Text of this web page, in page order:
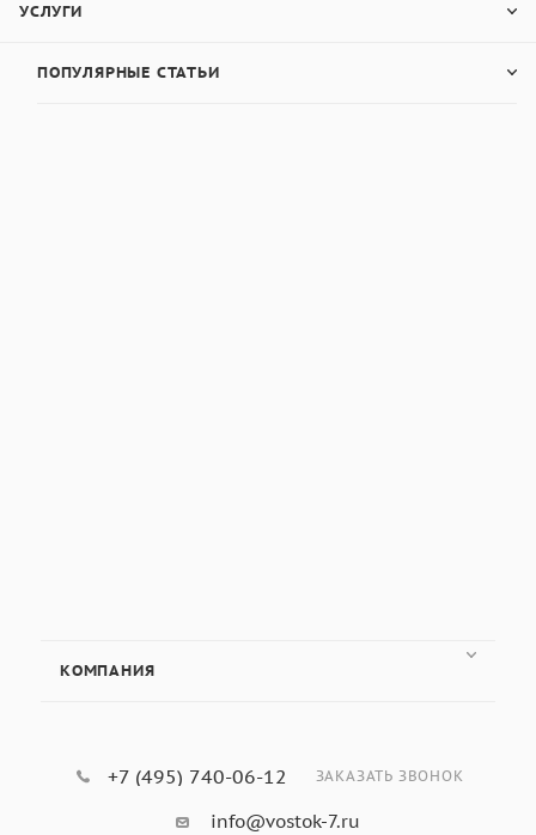
УСЛУГИ
ПОПУЛЯРНЫЕ СТАТЬИ
КОМПАНИЯ
+7 (495) 740-06-12 ЗАКАЗАТЬ ЗВОНОК
info@vostok-7.ru